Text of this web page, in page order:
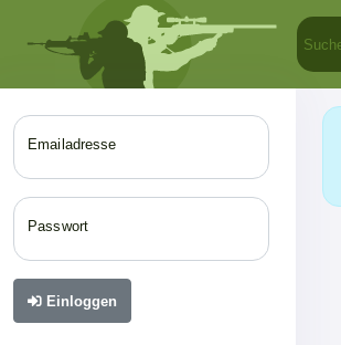
Emailadresse
Passwort
Einloggen